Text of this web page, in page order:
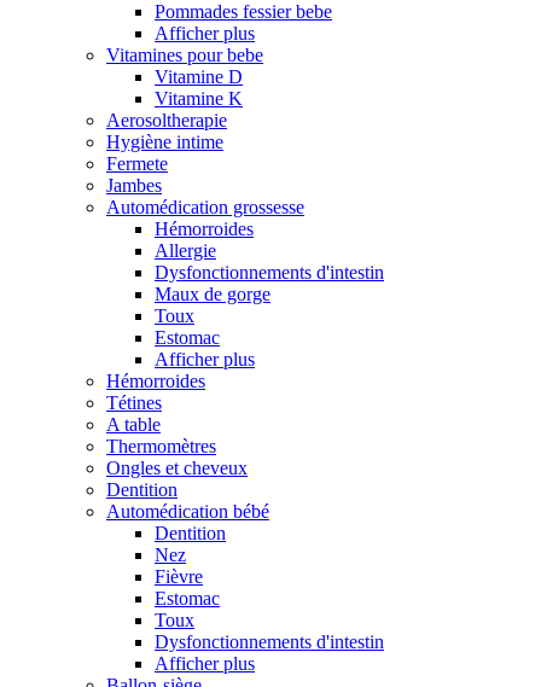
Pommades fessier bebe
Afficher plus
Vitamines pour bebe
Vitamine D
Vitamine K
Aerosoltherapie
Hygiène intime
Fermete
Jambes
Automédication grossesse
Hémorroides
Allergie
Dysfonctionnements d'intestin
Maux de gorge
Toux
Estomac
Afficher plus
Hémorroides
Tétines
A table
Thermomètres
Ongles et cheveux
Dentition
Automédication bébé
Dentition
Nez
Fièvre
Estomac
Toux
Dysfonctionnements d'intestin
Afficher plus